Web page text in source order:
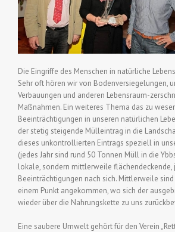
Die Eingriffe des Menschen in natürliche
Sehr oft hören wir von Bodenversiegelungen,
Verbauungen und anderen Lebensraum-
Maßnahmen. Ein weiteres Thema das zu
Beeinträchtigungen in unseren natürlichen
der stetig steigende Mülleintrag in die
dieses unkontrollierten Eintrags speziell in
(jedes Jahr sind rund 50 Tonnen Müll in die
lokale, sondern mittlerweile flächendeckende,
Beeinträchtigungen nach sich. Mittlerweile
einem Punkt angekommen, wo sich der
wieder über die Nahrungskette zu uns
Eine saubere Umwelt gehört für den Verein